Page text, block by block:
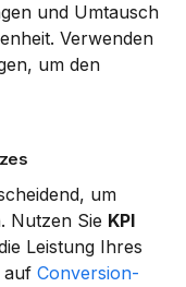
und Umtausch
Verwenden
um den
um
Nutzen Sie KPI
Leistung Ihres
auf Conversion-